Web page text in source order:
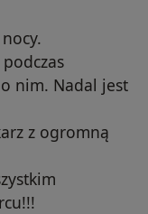
nim. Nadal jest
z ogromną